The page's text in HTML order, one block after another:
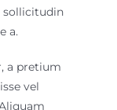
sollicitudin
a.
a pretium
vel